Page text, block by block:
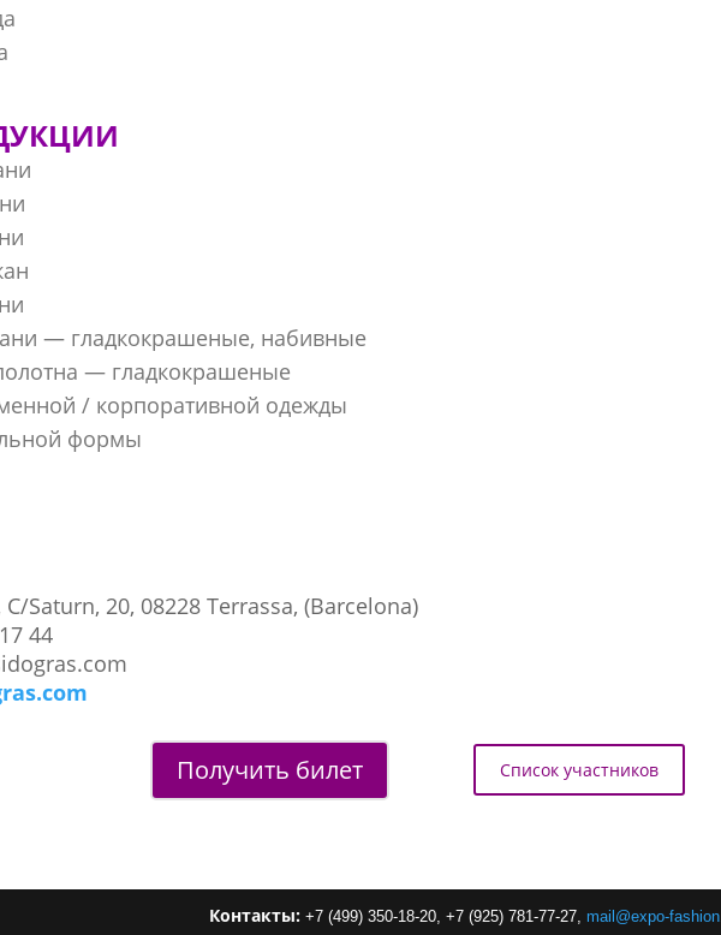
— гладкокрашеные, набивные
— гладкокрашеные
/ корпоративной одежды
формы
Saturn, 20, 08228 Terrassa, (Barcelona)
44
Получить билет Список участников
Контакты: +7 (499) 350-18-20, +7 (925) 781-77-27, mail@expo-fashion